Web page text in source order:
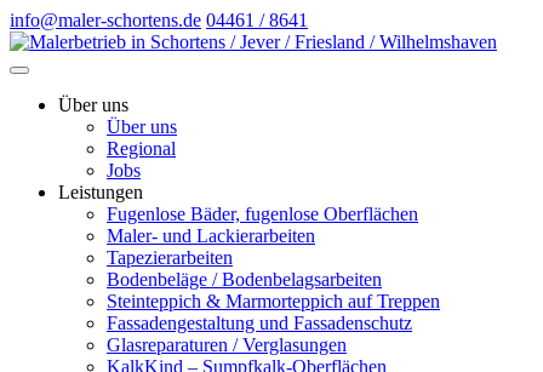
info@maler-schortens.de 04461 / 8641
Über uns
Über uns
Regional
Jobs
Leistungen
Fugenlose Bäder, fugenlose Oberflächen
Maler- und Lackierarbeiten
Tapezierarbeiten
Bodenbeläge / Bodenbelagsarbeiten
Steinteppich & Marmorteppich auf Treppen
Fassadengestaltung und Fassadenschutz
Glasreparaturen / Verglasungen
KalkKind – Sumpfkalk-Oberflächen